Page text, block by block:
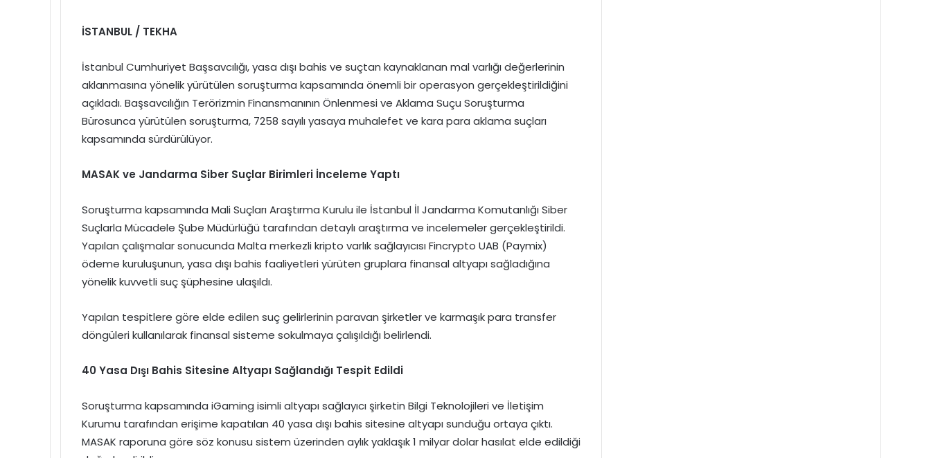
İSTANBUL / TEKHA
İstanbul Cumhuriyet Başsavcılığı, yasa dışı bahis ve suçtan kaynaklanan mal varlığı değerlerinin
aklanmasına yönelik yürütülen soruşturma kapsamında önemli bir operasyon gerçekleştirildiğini
açıkladı. Başsavcılığın Terörizmin Finansmanının Önlenmesi ve Aklama Suçu Soruşturma
Bürosunca yürütülen soruşturma, 7258 sayılı yasaya muhalefet ve kara para aklama suçları
kapsamında sürdürülüyor.
MASAK ve Jandarma Siber Suçlar Birimleri İnceleme Yaptı
Soruşturma kapsamında Mali Suçları Araştırma Kurulu ile İstanbul İl Jandarma Komutanlığı Siber
Suçlarla Mücadele Şube Müdürlüğü tarafından detaylı araştırma ve incelemeler gerçekleştirildi.
Yapılan çalışmalar sonucunda Malta merkezli kripto varlık sağlayıcısı Fincrypto UAB (Paymix)
ödeme kuruluşunun, yasa dışı bahis faaliyetleri yürüten gruplara finansal altyapı sağladığına
yönelik kuvvetli suç şüphesine ulaşıldı.
Yapılan tespitlere göre elde edilen suç gelirlerinin paravan şirketler ve karmaşık para transfer
döngüleri kullanılarak finansal sisteme sokulmaya çalışıldığı belirlendi.
40 Yasa Dışı Bahis Sitesine Altyapı Sağlandığı Tespit Edildi
Soruşturma kapsamında iGaming isimli altyapı sağlayıcı şirketin Bilgi Teknolojileri ve İletişim
Kurumu tarafından erişime kapatılan 40 yasa dışı bahis sitesine altyapı sunduğu ortaya çıktı.
MASAK raporuna göre söz konusu sistem üzerinden aylık yaklaşık 1 milyar dolar hasılat elde edildiği